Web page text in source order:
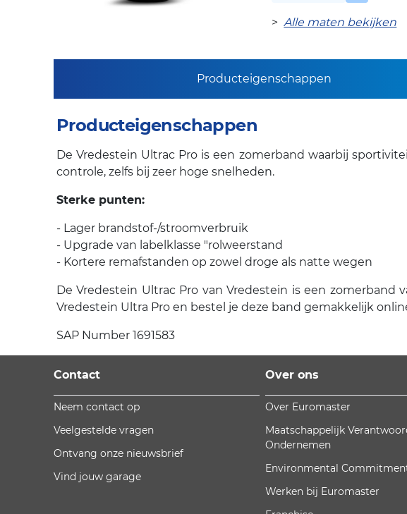
>Alle maten bekijken
Producteigenschappen
Producteigenschappen
De Vredestein Ultrac Pro is een zomerband waarbij
controle, zelfs bij zeer hoge snelheden.
Sterke punten:
- Lager brandstof-/stroomverbruik
- Upgrade van labelklasse "rolweerstand
- Kortere remafstanden op zowel droge als natte wegen
De Vredestein Ultrac Pro van Vredestein is een
Vredestein Ultra Pro en bestel je deze band gemakkelijk
SAP Number 1691583
Contact
Neem contact op
Veelgestelde vragen
Ontvang onze nieuwsbrief
Vind jouw garage
Over ons
Over Euromaster
Maatschappelijk
Ondernemen
Environmental
Werken bij Euromaster